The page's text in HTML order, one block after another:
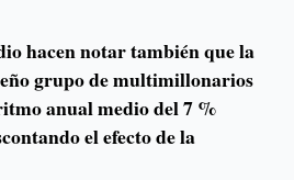
hacen notar también que la
grupo de multimillonarios
anual medio del 7 %
el efecto de la